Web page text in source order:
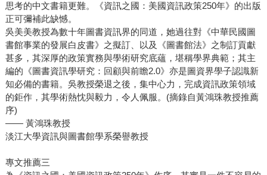
思考的中文書籍更難。《資訊之國：美國資訊政策250年》的出版
正可彌補此缺憾。
吳美美教授為數十年圖書資訊界的同道，她過往對《中華民國圖
書館事業的發展白皮書》之擬訂、以及《圖書館法》之制訂貢獻
甚多，其深厚的政策實務與學術研究底蘊，堪稱學界典範；其主
編的《圖書資訊學研究：回顧與前瞻2.0》亦是圖資界學子認識新
知必備的書籍。吳教授榮退之後，集中心力，完成資訊政策領域
的鉅作，其學術熱忱與毅力，令人佩服。(摘錄自黃鴻珠教授推薦
序)
—— 黃鴻珠教授
淡江大學資訊與圖書館學系榮譽教授
專文推薦三